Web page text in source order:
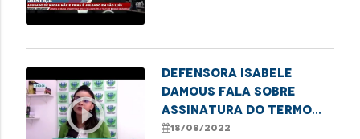
play_circle_outline
Defensora Isabele
Damous fala sobre
assinatura do termo
que garante o direito à
18/08/2022